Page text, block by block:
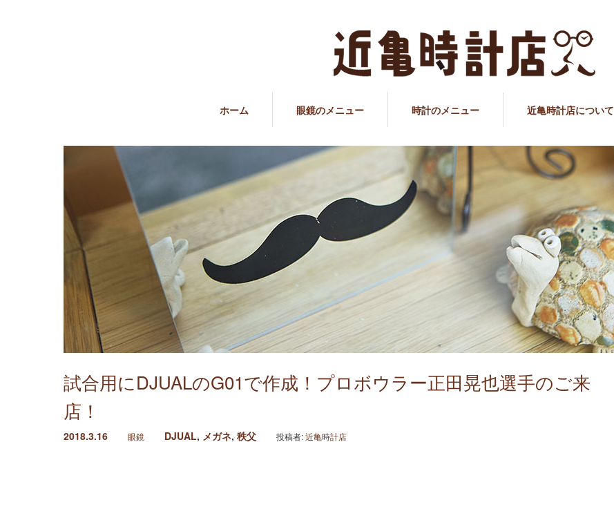
ホーム 眼鏡のメニュー 時計のメニュー 近亀時計店について
試合用にDJUALのG01で作成！プロボウラー正田晃也選手のご来
店！
2018.3.16 眼鏡 DJUAL, メガネ, 秩父 投稿者:近亀時計店